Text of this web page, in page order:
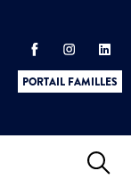
PORTAIL FAMILLES